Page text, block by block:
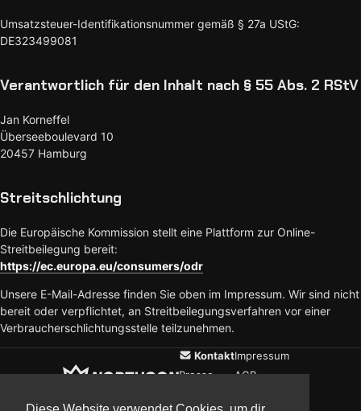
Umsatzsteuer-Identifikationsnummer gemäß § 27a UStG:
DE323499081
Verantwortlich für den Inhalt nach § 55 Abs. 2 RStV
Jan Korneffel
Überseeboulevard 10
20457 Hamburg
Streitschlichtung
Die Europäische Kommission stellt eine Plattform zur Online-
Streitbeilegung bereit:
https://ec.europa.eu/consumers/odr
Unsere E-Mail-Adresse finden Sie oben im Impressum. Wir sind nicht
bereit oder verpflichtet, an Streitbeilegungsverfahren vor einer
Verbraucherschlichtungsstelle teilzunehmen.
Kontakt
Presse
Impressum
AGB